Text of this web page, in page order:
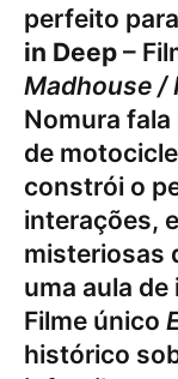
perfeito
in Deep –
Madhouse /
Nomura
de
constrói o
interações,
misteriosas
uma aula
Filme único
histórico